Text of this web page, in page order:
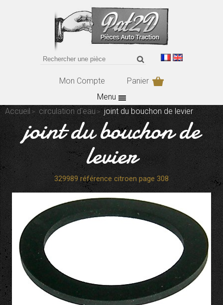
Mon Compte
Panier
Menu
Accueil
circulation d'eau joint du bouchon de levier
joint du bouchon de
levier
329989 référence citroen page 308